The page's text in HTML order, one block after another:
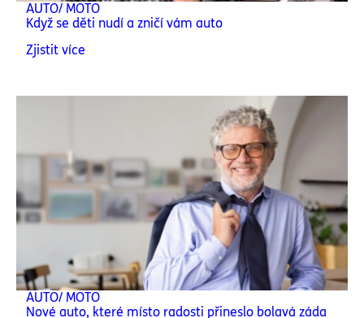
AUTO/ MOTO
Když se děti nudí a zničí vám auto
Zjistit více
AUTO/ MOTO
Nové auto, které místo radosti přineslo bolavá záda